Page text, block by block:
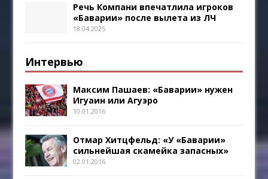
Речь Компани впечатлила игроков
«Баварии» после вылета из ЛЧ
18.04.2025
Интервью
Максим Пашаев: «Баварии» нужен
Игуаин или Агуэро
10.01.2016
Отмар Хитцфельд: «У «Баварии»
сильнейшая скамейка запасных»
02.01.2016